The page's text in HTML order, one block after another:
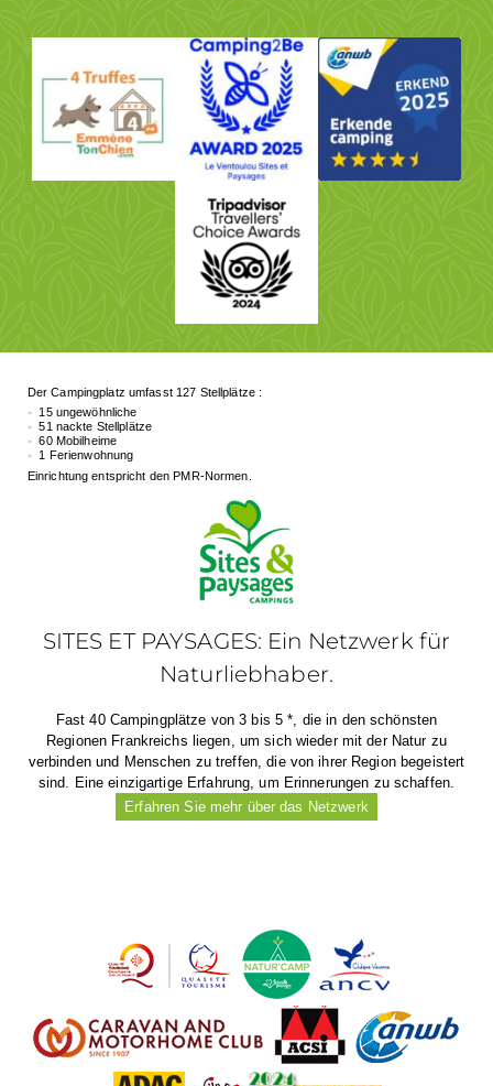
Der Campingplatz umfasst 127 Stellplätze :
15 ungewöhnliche
51 nackte Stellplätze
60 Mobilheime
1 Ferienwohnung
Einrichtung entspricht den PMR-Normen.
SITES ET PAYSAGES: Ein Netzwerk für
Naturliebhaber.
Fast 40 Campingplätze von 3 bis 5 *, die in den schönsten
Regionen Frankreichs liegen, um sich wieder mit der Natur zu
verbinden und Menschen zu treffen, die von ihrer Region begeistert
sind. Eine einzigartige Erfahrung, um Erinnerungen zu schaffen.
Erfahren Sie mehr über das Netzwerk